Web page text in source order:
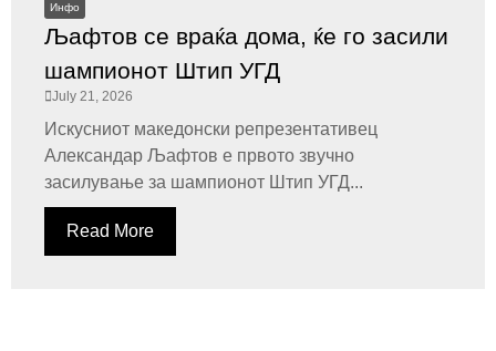
Инфо
Љафтов се враќа дома, ќе го засили
шампионот Штип УГД
July 21, 2026
Искусниот македонски репрезентативец
Александар Љафтов е првото звучно
засилување за шампионот Штип УГД...
Read More